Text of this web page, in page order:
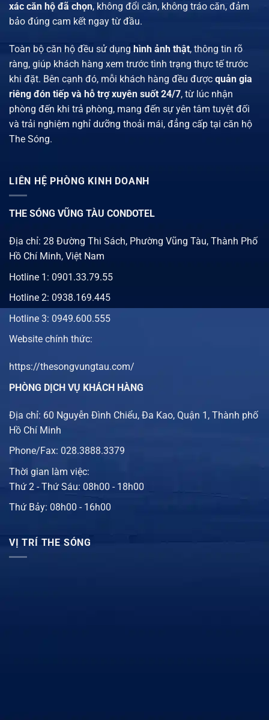
xác căn hộ đã chọn, không đổi căn, không tráo căn, đảm
bảo đúng cam kết ngay từ đầu.
Toàn bộ căn hộ đều sử dụng hình ảnh thật, thông tin rõ
ràng, giúp khách hàng xem trước tình trạng thực tế trước
khi đặt. Bên cạnh đó, mỗi khách hàng đều được quản gia
riêng đón tiếp và hỗ trợ xuyên suốt 24/7, từ lúc nhận
phòng đến khi trả phòng, mang đến sự yên tâm tuyệt đối
và trải nghiệm nghỉ dưỡng thoải mái, đẳng cấp tại căn hộ
The Sóng.
LIÊN HỆ PHÒNG KINH DOANH
THE SÓNG VŨNG TÀU CONDOTEL
Địa chỉ: 28 Đường Thi Sách, Phường Vũng Tàu, Thành Phố
Hồ Chí Minh, Việt Nam
Hotline 1: 0901.33.79.55
Hotline 2: 0938.169.445
Hotline 3: 0949.600.555
Website chính thức:
https://thesongvungtau.com/
PHÒNG DỊCH VỤ KHÁCH HÀNG
Địa chỉ: 60 Nguyễn Đình Chiểu, Đa Kao, Quận 1, Thành phố
Hồ Chí Minh
Phone/Fax: 028.3888.3379
Thời gian làm việc:
Thứ 2 - Thứ Sáu: 08h00 - 18h00
Thứ Bảy: 08h00 - 16h00
VỊ TRÍ THE SÓNG